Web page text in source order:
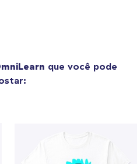
que você pode